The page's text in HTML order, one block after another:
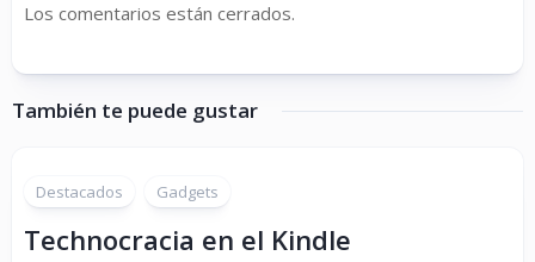
Los comentarios están cerrados.
También te puede gustar
Destacados Gadgets
Technocracia en el Kindle